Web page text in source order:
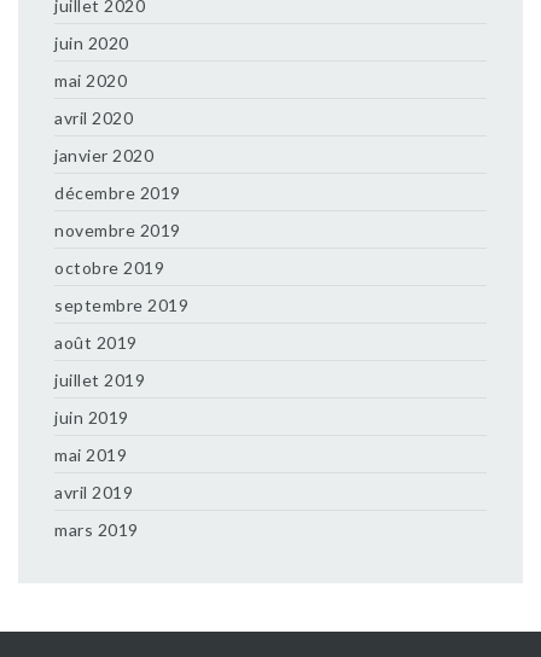
juillet 2020
juin 2020
mai 2020
avril 2020
janvier 2020
décembre 2019
novembre 2019
octobre 2019
septembre 2019
août 2019
juillet 2019
juin 2019
mai 2019
avril 2019
mars 2019